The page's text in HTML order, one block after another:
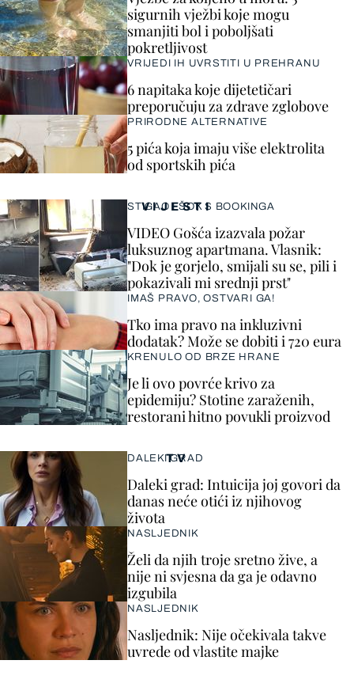
VIJESTI
STIGAO I ŠOK S BOOKINGA
VIDEO Gošća izazvala požar
luksuznog apartmana. Vlasnik:
"Dok je gorjelo, smijali su se, pili i
pokazivali mi srednji prst"
IMAŠ PRAVO, OSTVARI GA!
Tko ima pravo na inkluzivni
dodatak? Može se dobiti i 720 eura
KRENULO OD BRZE HRANE
Je li ovo povrće krivo za
epidemiju? Stotine zaraženih,
restorani hitno povukli proizvod
sigurnih vježbi koje mogu
smanjiti bol i poboljšati
pokretljivost
VRIJEDI IH UVRSTITI U PREHRANU
6 napitaka koje dijetetičari
preporučuju za zdrave zglobove
PRIRODNE ALTERNATIVE
5 pića koja imaju više elektrolita
od sportskih pića
TV
DALEKI GRAD
Daleki grad: Intuicija joj govori da
danas neće otići iz njihovog
života
NASLJEDNIK
Želi da njih troje sretno žive, a
nije ni svjesna da ga je odavno
izgubila
NASLJEDNIK
Nasljednik: Nije očekivala takve
uvrede od vlastite majke